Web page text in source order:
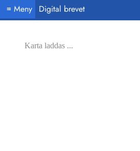
≡ Meny Digital brevet
Karta laddas ...